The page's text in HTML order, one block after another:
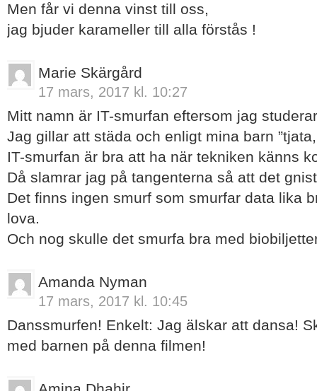
Men får vi denna vinst till oss,
jag bjuder karameller till alla förstås !
Marie Skärgård
17 mars, 2017 kl. 10:27
Mitt namn är IT-smurfan eftersom jag
Jag gillar att städa och enligt mina barn
IT-smurfan är bra att ha när tekniken känns
Då slamrar jag på tangenterna så att det
Det finns ingen smurf som smurfar data lika
lova.
Och nog skulle det smurfa bra med
Amanda Nyman
17 mars, 2017 kl. 10:45
Danssmurfen! Enkelt: Jag älskar att dansa!
med barnen på denna filmen!